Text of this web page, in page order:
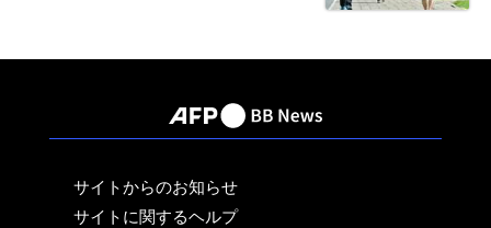
サイトからのお知らせ
サイトに関するヘルプ